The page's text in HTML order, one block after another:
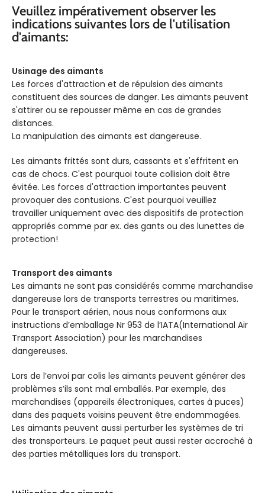
Veuillez impérativement observer les
indications suivantes lors de l'utilisation
d'aimants:
Usinage des aimants
Les forces d'attraction et de répulsion des aimants
constituent des sources de danger. Les aimants peuvent
s'attirer ou se repousser même en cas de grandes
distances.
La manipulation des aimants est dangereuse.
Les aimants frittés sont durs, cassants et s'effritent en
cas de chocs. C'est pourquoi toute collision doit être
évitée. Les forces d'attraction importantes peuvent
provoquer des contusions. C'est pourquoi veuillez
travailler uniquement avec des dispositifs de protection
appropriés comme par ex. des gants ou des lunettes de
protection!
Transport des aimants
Les aimants ne sont pas considérés comme marchandise
dangereuse lors de transports terrestres ou maritimes.
Pour le transport aérien, nous nous conformons aux
instructions d’emballage Nr 953 de l’IATA(International Air
Transport Association) pour les marchandises
dangereuses.
Lors de l’envoi par colis les aimants peuvent générer des
problèmes s’ils sont mal emballés. Par exemple, des
marchandises (appareils électroniques, cartes à puces)
dans des paquets voisins peuvent être endommagées.
Les aimants peuvent aussi perturber les systèmes de tri
des transporteurs. Le paquet peut aussi rester accroché à
des parties métalliques lors du transport.